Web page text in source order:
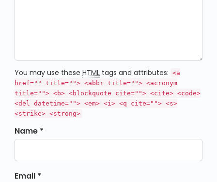
You may use these HTML tags and attributes: <a
href="" title=""> <abbr title=""> <acronym
title=""> <b> <blockquote cite=""> <cite> <code>
<del datetime=""> <em> <i> <q cite=""> <s>
<strike> <strong>
Name *
Email *